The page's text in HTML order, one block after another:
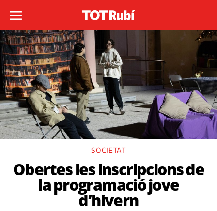
SOCIETAT
Obertes les inscripcions de
la programació jove
d’hivern